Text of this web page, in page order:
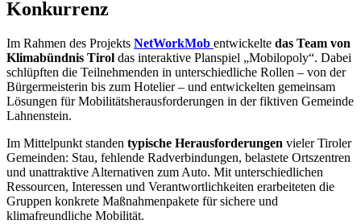
Konkurrenz
Im Rahmen des Projekts NetWorkMob entwickelte das Team von
Klimabündnis Tirol das interaktive Planspiel „Mobilopoly“. Dabei
schlüpften die Teilnehmenden in unterschiedliche Rollen – von der
Bürgermeisterin bis zum Hotelier – und entwickelten gemeinsam
Lösungen für Mobilitätsherausforderungen in der fiktiven Gemeinde
Lahnenstein.
Im Mittelpunkt standen typische Herausforderungen vieler Tiroler
Gemeinden: Stau, fehlende Radverbindungen, belastete Ortszentren
und unattraktive Alternativen zum Auto. Mit unterschiedlichen
Ressourcen, Interessen und Verantwortlichkeiten erarbeiteten die
Gruppen konkrete Maßnahmenpakete für sichere und
klimafreundliche Mobilität.